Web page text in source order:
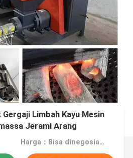
Limbah Kayu Mesin
Jerami Arang
Harga：Bisa dinegosiasikan